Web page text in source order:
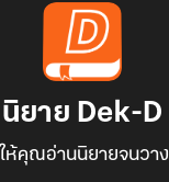
นิยาย Dek-D
ห้คุณอ่านนิยายจนวา